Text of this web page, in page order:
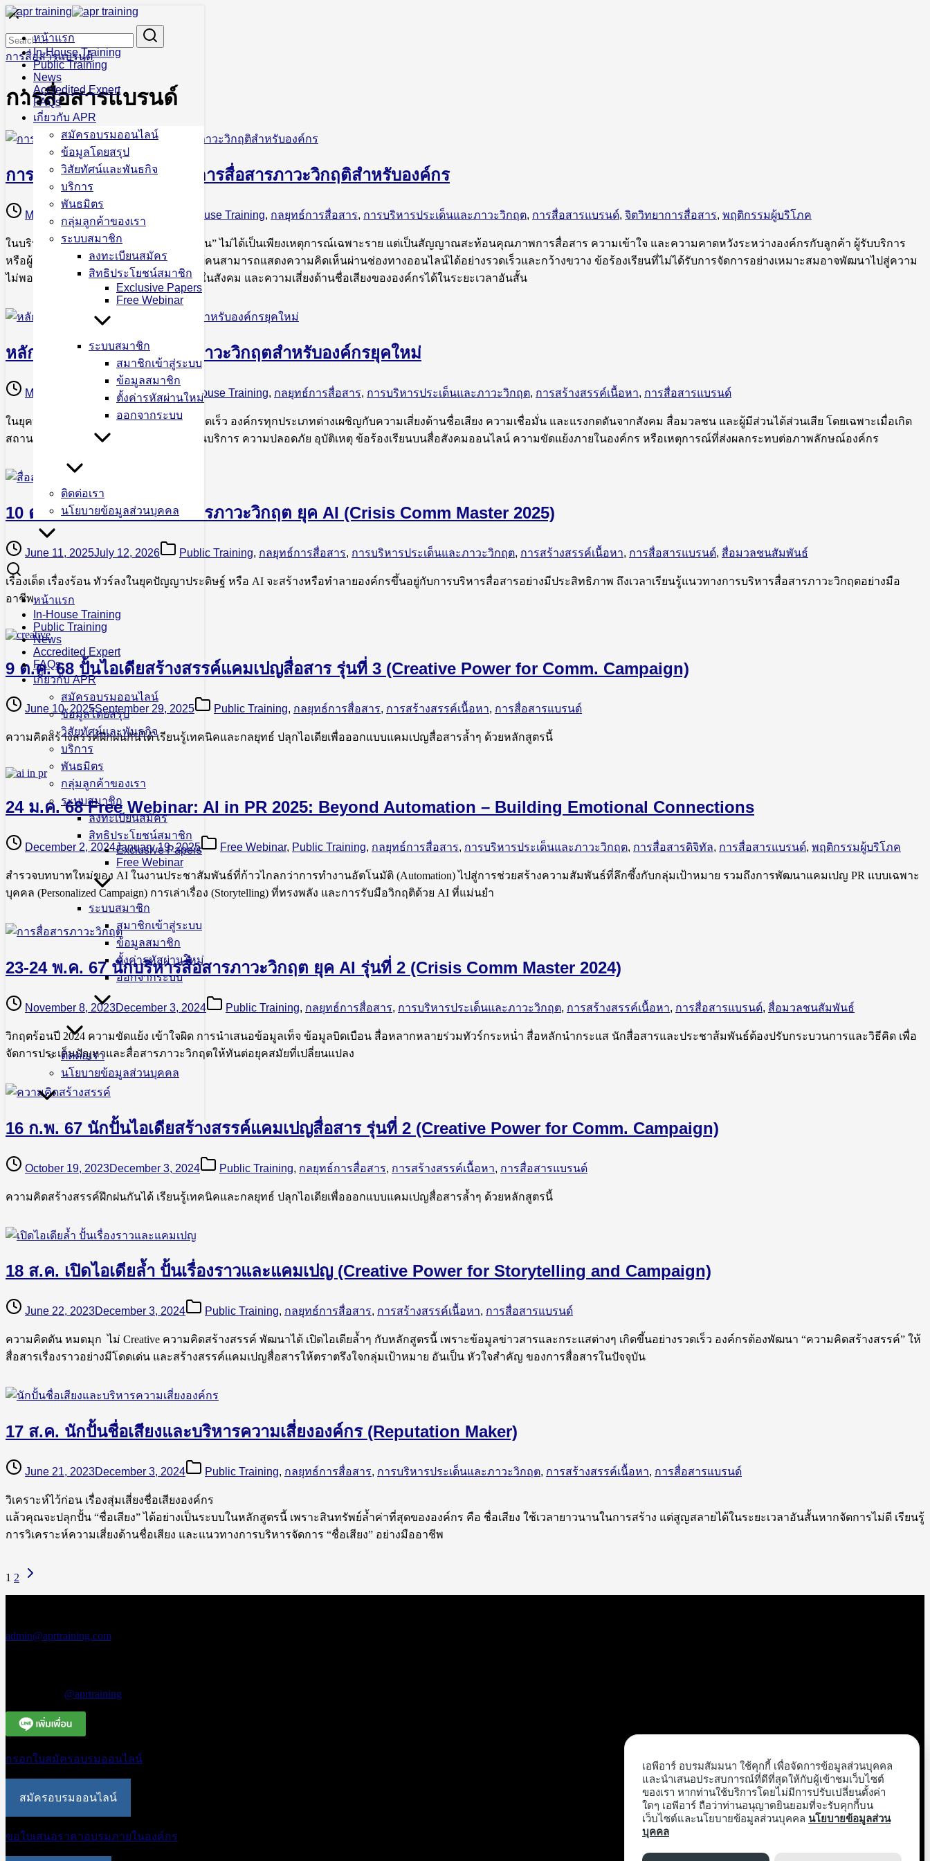
Skip
contentหน้าแรก
In-House Training
Public Training
News
Accredited Expert
FAQs
เกี่ยวกับ APR
สมัครอบรมออนไลน์
ข้อมูลโดยสรุป
วิสัยทัศน์และพันธกิจ
บริการ
พันธมิตร
กลุ่มลูกค้าของเรา
ระบบสมาชิก
ลงทะเบียนสมัคร
สิทธิประโยชน์สมาชิก
Exclusive Papers
Free Webinar
ระบบสมาชิก
สมาชิกเข้าสู่ระบบ
ข้อมูลสมาชิก
ตั้งค่ารหัสผ่านใหม่
ออกจากระบบ
ติดต่อเรา
นโยบายข้อมูลส่วนบุคคล
หน้าแรก
In-House Training
Public Training
News
Accredited Expert
FAQs
เกี่ยวกับ APR
สมัครอบรมออนไลน์
ข้อมูลโดยสรุป
วิสัยทัศน์และพันธกิจ
บริการ
พันธมิตร
กลุ่มลูกค้าของเรา
ระบบสมาชิก
ลงทะเบียนสมัคร
สิทธิประโยชน์สมาชิก
Exclusive Papers
Free Webinar
ระบบสมาชิก
สมาชิกเข้าสู่ระบบ
ข้อมูลสมาชิก
ตั้งค่ารหัสผ่านใหม่
ออกจากระบบ
ติดต่อเรา
นโยบายข้อมูลส่วนบุคคล
for:
การสื่อสารแบรนด์
การสื่อสารแบรนด์
การจัดการข้อร้องเรียนและการสื่อสารภาวะวิกฤติสำหรับองค์กร
May 27, 2026 May 27, 2026 In-House Training, กลยุทธ์การสื่อสาร, การบริหารประเด็นและภาวะวิกฤต, การสื่อสารแบรนด์, จิตวิทยาการสื่อสาร, พฤติกรรมผู้บริโภค
ในบริบทขององค์กรยุคปัจจุบัน “ข้อร้องเรียน” ไม่ได้เป็นเพียงเหตุการณ์เฉพาะราย แต่เป็นสัญญาณสะท้อนคุณภาพการสื่อสาร ความเข้าใจ และความคาดหวังระหว่างองค์กรกับลูกค้า ผู้รับบริการ
หรือผู้มีส่วนได้ส่วนเสีย โดยเฉพาะในยุคที่ผู้คนสามารถแสดงความคิดเห็นผ่านช่องทางออนไลน์ได้อย่างรวดเร็วและกว้างขวาง ข้อร้องเรียนที่ไม่ได้รับการจัดการอย่างเหมาะสมอาจพัฒนาไปสู่ความ
ไม่พอใจในวงกว้าง กระแสวิพากษ์วิจารณ์ในสังคม และความเสี่ยงด้านชื่อเสียงขององค์กรได้ในระยะเวลาอันสั้น
หลักสูตรการบริหารสื่อสารภาวะวิกฤตสำหรับองค์กรยุคใหม่
May 27, 2026 June 13, 2026 In-House Training, กลยุทธ์การสื่อสาร, การบริหารประเด็นและภาวะวิกฤต, การสร้างสรรค์เนื้อหา, การสื่อสารแบรนด์
ในยุคที่ข้อมูลข่าวสารแพร่กระจายอย่างรวดเร็ว องค์กรทุกประเภทต่างเผชิญกับความเสี่ยงด้านชื่อเสียง ความเชื่อมั่น และแรงกดดันจากสังคม สื่อมวลชน และผู้มีส่วนได้ส่วนเสีย โดยเฉพาะเมื่อเกิด
สถานการณ์วิกฤต ไม่ว่าจะเป็นประเด็นด้านบริการ ความปลอดภัย อุบัติเหตุ ข้อร้องเรียนบนสื่อสังคมออนไลน์ ความขัดแย้งภายในองค์กร หรือเหตุการณ์ที่ส่งผลกระทบต่อภาพลักษณ์องค์กร
10 ต.ค. 68 การบริหารสื่อสารภาวะวิกฤต ยุค AI (Crisis Comm Master 2025)
June 11, 2025July 12, 2026 Public Training, กลยุทธ์การสื่อสาร, การบริหารประเด็นและภาวะวิกฤต, การสร้างสรรค์เนื้อหา, การสื่อสารแบรนด์, สื่อมวลชนสัมพันธ์
เรื่องเด็ด เรื่องร้อน ทัวร์ลงในยุคปัญญาประดิษฐ์ หรือ AI จะสร้างหรือทำลายองค์กรขึ้นอยู่กับการบริหารสื่อสารอย่างมีประสิทธิภาพ ถึงเวลาเรียนรู้แนวทางการบริหารสื่อสารภาวะวิกฤตอย่างมือ
อาชีพ
9 ต.ค. 68 ปั้นไอเดียสร้างสรรค์แคมเปญสื่อสาร รุ่นที่ 3 (Creative Power for Comm. Campaign)
June 10, 2025September 29, 2025 Public Training, กลยุทธ์การสื่อสาร, การสร้างสรรค์เนื้อหา, การสื่อสารแบรนด์
ความคิดสร้างสรรค์ฝึกฝนกันได้ เรียนรู้เทคนิคและกลยุทธ์ ปลุกไอเดียเพื่อออกแบบแคมเปญสื่อสารล้ำๆ ด้วยหลักสูตรนี้
24 ม.ค. 68 Free Webinar: AI in PR 2025: Beyond Automation – Building Emotional Connections
December 2, 2024January 19, 2025 Free Webinar, Public Training, กลยุทธ์การสื่อสาร, การบริหารประเด็นและภาวะวิกฤต, การสื่อสารดิจิทัล, การสื่อสารแบรนด์, พฤติกรรมผู้บริโภค
สำรวจบทบาทใหม่ของ AI ในงานประชาสัมพันธ์ที่ก้าวไกลกว่าการทำงานอัตโนมัติ (Automation) ไปสู่การช่วยสร้างความสัมพันธ์ที่ลึกซึ้งกับกลุ่มเป้าหมาย รวมถึงการพัฒนาแคมเปญ PR แบบเฉพาะ
บุคคล (Personalized Campaign) การเล่าเรื่อง (Storytelling) ที่ทรงพลัง และการรับมือวิกฤติด้วย AI ที่แม่นยำ
23-24 พ.ค. 67 นักบริหารสื่อสารภาวะวิกฤต ยุค AI รุ่นที่ 2 (Crisis Comm Master 2024)
November 8, 2023December 3, 2024 Public Training, กลยุทธ์การสื่อสาร, การบริหารประเด็นและภาวะวิกฤต, การสร้างสรรค์เนื้อหา, การสื่อสารแบรนด์, สื่อมวลชนสัมพันธ์
วิกฤตร้อนปี 2024 ความขัดแย้ง เข้าใจผิด การนำเสนอข้อมูลเท็จ ข้อมูลบิดเบือน สื่อหลากหลายร่วมทัวร์กระหน่ำ สื่อหลักนำกระแส นักสื่อสารและประชาส้มพันธ์ต้องปรับกระบวนการและวิธีคิด เพื่อ
จัดการประเด็นปัญหาและสื่อสารภาวะวิกฤตให้ทันต่อยุคสมัยที่เปลี่ยนแปลง
16 ก.พ. 67 นักปั้นไอเดียสร้างสรรค์แคมเปญสื่อสาร รุ่นที่ 2 (Creative Power for Comm. Campaign)
October 19, 2023December 3, 2024 Public Training, กลยุทธ์การสื่อสาร, การสร้างสรรค์เนื้อหา, การสื่อสารแบรนด์
ความคิดสร้างสรรค์ฝึกฝนกันได้ เรียนรู้เทคนิคและกลยุทธ์ ปลุกไอเดียเพื่อออกแบบแคมเปญสื่อสารล้ำๆ ด้วยหลักสูตรนี้
18 ส.ค. เปิดไอเดียล้ำ ปั้นเรื่องราวและแคมเปญ (Creative Power for Storytelling and Campaign)
June 22, 2023December 3, 2024 Public Training, กลยุทธ์การสื่อสาร, การสร้างสรรค์เนื้อหา, การสื่อสารแบรนด์
ความคิดตัน หมดมุก ไม่ Creative ความคิดสร้างสรรค์ พัฒนาได้ เปิดไอเดียล้ำๆ กับหลักสูตรนี้ เพราะข้อมูลข่าวสารและกระแสต่างๆ เกิดขึ้นอย่างรวดเร็ว องค์กรต้องพัฒนา “ความคิดสร้างสรรค์” ให้
สื่อสารเรื่องราวอย่างมีโดดเด่น และสร้างสรรค์แคมเปญสื่อสารให้ตราตรึงใจกลุ่มเป้าหมาย อันเป็น หัวใจสำคัญ ของการสื่อสารในปัจจุบัน
17 ส.ค. นักปั้นชื่อเสียงและบริหารความเสี่ยงองค์กร (Reputation Maker)
June 21, 2023December 3, 2024 Public Training, กลยุทธ์การสื่อสาร, การบริหารประเด็นและภาวะวิกฤต, การสร้างสรรค์เนื้อหา, การสื่อสารแบรนด์
วิเคราะห์ไว้ก่อน เรื่องสุ่มเสี่ยงชื่อเสียงองค์กร
แล้วคุณจะปลุกปั้น “ชื่อเสียง” ได้อย่างเป็นระบบในหลักสูตรนี้ เพราะสินทรัพย์ล้ำค่าที่สุดขององค์กร คือ ชื่อเสียง ใช้เวลายาวนานในการสร้าง แต่สูญสลายได้ในระยะเวลาอันสั้นหากจัดการไม่ดี เรียนรู้
การวิเคราะห์ความเสี่ยงด้านชื่อเสียง และแนวทางการบริหารจัดการ “ชื่อเสียง” อย่างมืออาชีพ
1 2
admin@aprtraining.com
@aprtraining
กรอกใบสมัครอบรมออนไลน์
สมัครอบรมออนไลน์
ขอใบเสนอราคาอบรมภายในองค์กร
เอพีอาร์ อบรมสัมมนา ใช้คุกกี้ เพื่อจัดการข้อมูลส่วนบุคคล
และนำเสนอประสบการณ์ที่ดีที่สุดให้กับผู้เข้าชมเว็บไซต์
ของเรา หากท่านใช้บริการโดยไม่มีการปรับเปลี่ยนตั้งค่า
ใดๆ เอพีอาร์ ถือว่าท่านอนุญาตยินยอมที่จะรับคุกกี้บน
เว็บไซต์และนโยบายข้อมูลส่วนบุคคล นโยบายข้อมูลส่วน
บุคคล